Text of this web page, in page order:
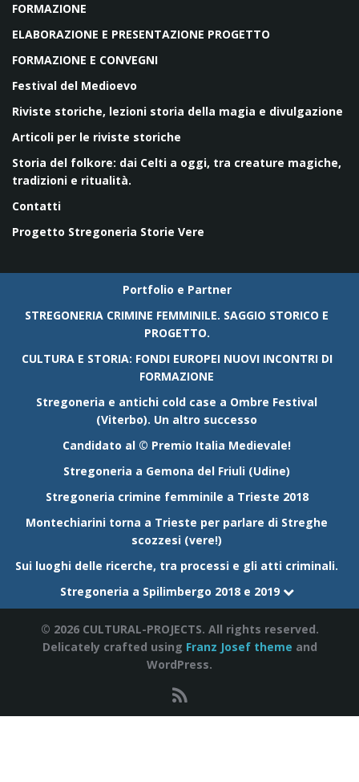
FORMAZIONE
ELABORAZIONE E PRESENTAZIONE PROGETTO
FORMAZIONE E CONVEGNI
Festival del Medioevo
Riviste storiche, lezioni storia della magia e divulgazione
Articoli per le riviste storiche
Storia del folkore: dai Celti a oggi, tra creature magiche,
tradizioni e ritualità.
Contatti
Progetto Stregoneria Storie Vere
Portfolio e Partner
STREGONERIA CRIMINE FEMMINILE. SAGGIO STORICO E
PROGETTO.
CULTURA E STORIA: FONDI EUROPEI NUOVI INCONTRI DI
FORMAZIONE
Stregoneria e antichi cold case a Ombre Festival
(Viterbo). Un altro successo
Candidato al © Premio Italia Medievale!
Stregoneria a Gemona del Friuli (Udine)
Stregoneria crimine femminile a Trieste 2018
Montechiarini torna a Trieste per parlare di Streghe
scozzesi (vere!)
Sui luoghi delle ricerche, tra processi e gli atti criminali.
Stregoneria a Spilimbergo 2018 e 2019
© 2026 CULTURAL-PROJECTS. All rights reserved.
Delicately crafted using Franz Josef theme and
WordPress.